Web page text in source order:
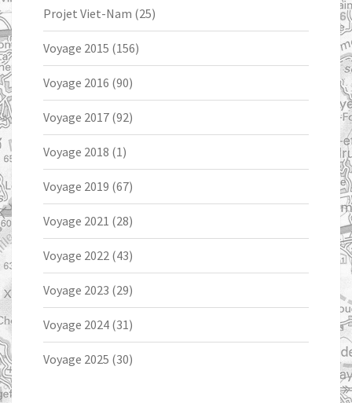
Projet Viet-Nam (25)
Voyage 2015 (156)
Voyage 2016 (90)
Voyage 2017 (92)
Voyage 2018 (1)
Voyage 2019 (67)
Voyage 2021 (28)
Voyage 2022 (43)
Voyage 2023 (29)
Voyage 2024 (31)
Voyage 2025 (30)